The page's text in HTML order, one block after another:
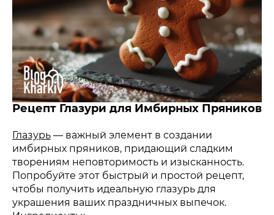
Рецепт Глазури для Имбирных Пряников
Глазурь — важный элемент в создании
имбирных пряников, придающий сладким
творениям неповторимость и изысканность.
Попробуйте этот быстрый и простой рецепт,
чтобы получить идеальную глазурь для
украшения ваших праздничных выпечок.